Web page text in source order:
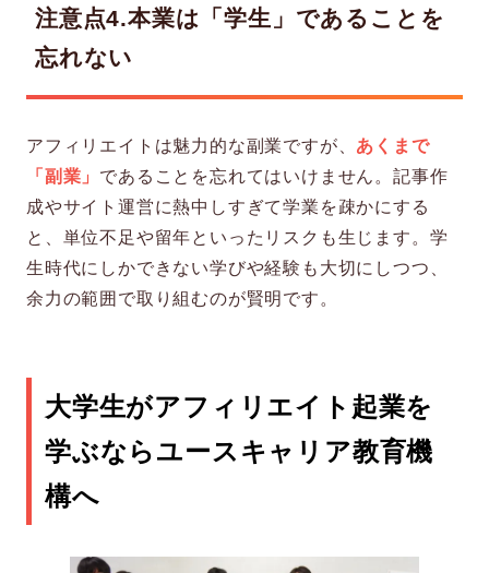
注意点4.本業は「学生」であることを
忘れない
アフィリエイトは魅力的な副業ですが、 あくまで
「副業」 であることを忘れてはいけません。記事作
成やサイト運営に熱中しすぎて学業を疎かにする
と、単位不足や留年といったリスクも生じます。学
生時代にしかできない学びや経験も大切にしつつ、
余力の範囲で取り組むのが賢明です。
大学生がアフィリエイト起業を
学ぶならユースキャリア教育機
構へ